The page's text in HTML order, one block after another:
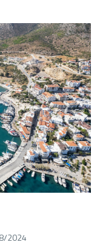
2024